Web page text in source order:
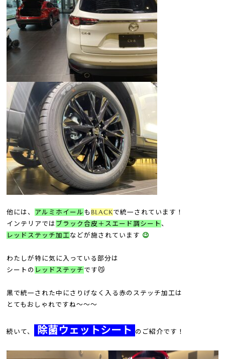
他には、 アルミホイール も BLACKで統一されています！
インテリアでは ブラック合皮＋スエード調シート 、
レッドステッチ加工などが施されています 😉
わたしが特に気に入っている部分は
シートの レッドステッチ です😼
黒で統一された中にさりげなく入る赤のステッチ加工は
とてもおしゃれですね～～～
続いて、 除菌ウェットシート のご紹介です！